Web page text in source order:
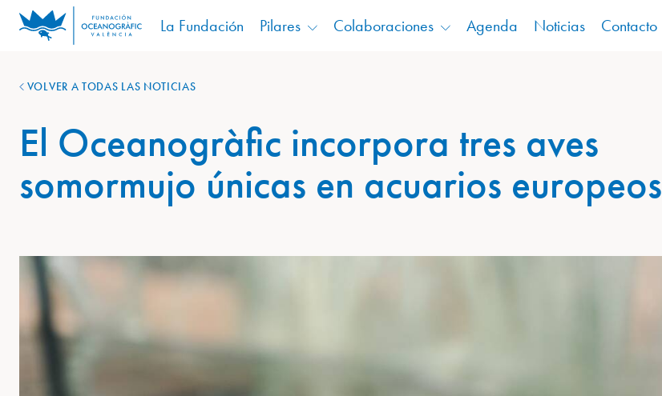
La Fundación Pilares Colaboraciones Agenda Noticias Contacto
VOLVER A TODAS LAS NOTICIAS
El Oceanogràfic incorpora tres aves
somormujo únicas en acuarios europeos